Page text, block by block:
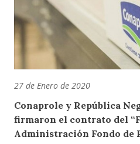
27 de Enero de 2020
Conaprole y República
firmaron el contrato del
Administración Fondo de